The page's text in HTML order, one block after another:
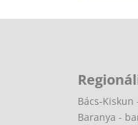
Bács-
Baranya -